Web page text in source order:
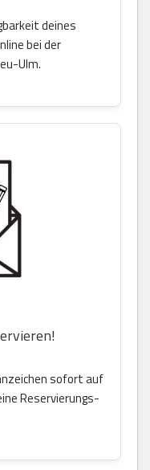
deines
bei der
Ulm.
sofort auf
Reservierungs-